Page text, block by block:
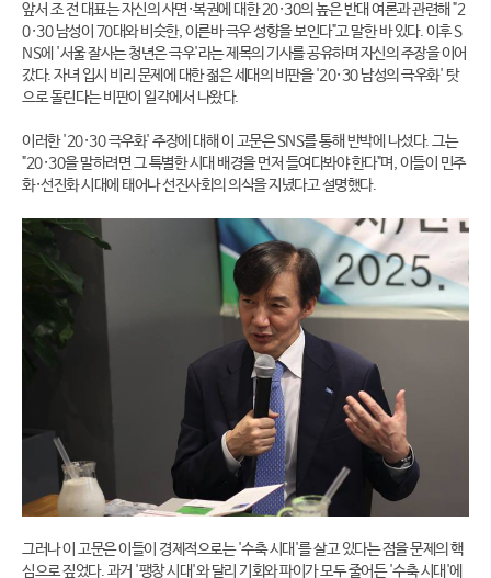
앞서 조 전 대표는 자신의 사면·복권에 대한 20·30의 높은 반대 여론과 관련해 "2
0·30 남성이 70대와 비슷한, 이른바 극우 성향을 보인다"고 말한 바 있다. 이후 S
NS에 '서울 잘사는 청년은 극우'라는 제목의 기사를 공유하며 자신의 주장을 이어
갔다. 자녀 입시 비리 문제에 대한 젊은 세대의 비판을 '20·30 남성의 극우화' 탓
으로 돌린다는 비판이 일각에서 나왔다.
이러한 '20·30 극우화' 주장에 대해 이 고문은 SNS를 통해 반박에 나섰다. 그는
"20·30을 말하려면 그 특별한 시대 배경을 먼저 들여다봐야 한다"며, 이들이 민주
화·선진화 시대에 태어나 선진사회의 의식을 지녔다고 설명했다.
그러나 이 고문은 이들이 경제적으로는 '수축 시대'를 살고 있다는 점을 문제의 핵
심으로 짚었다. 과거 '팽창 시대'와 달리 기회와 파이가 모두 줄어든 '수축 시대'에